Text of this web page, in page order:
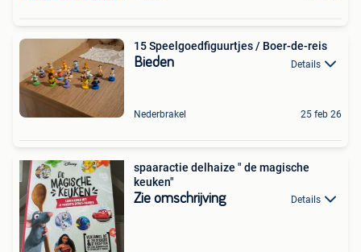
15 Speelgoedfiguurtjes / Boer-de-reis
Bieden Details
Nederbrakel 25 feb 26
spaaractie delhaize " de magische
keuken"
Zie omschrijving Details